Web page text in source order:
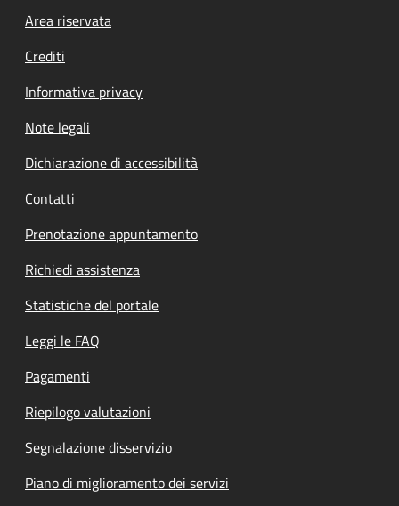
Footer menu
Area riservata
Crediti
Informativa privacy
Note legali
Dichiarazione di accessibilità
Contatti
Prenotazione appuntamento
Richiedi assistenza
Statistiche del portale
Leggi le FAQ
Pagamenti
Riepilogo valutazioni
Segnalazione disservizio
Piano di miglioramento dei servizi